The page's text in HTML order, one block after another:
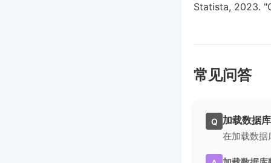
Statista, 2023.
常见问答
Q 加载数据
在加载数据